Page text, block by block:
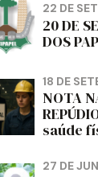
22 DE
20 DE
DOS
18 DE
NOTA
REPÚDIO: Em
saúde
da
27 DE